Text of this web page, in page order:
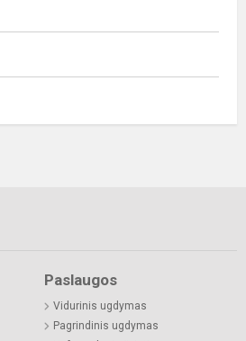
Paslaugos
Vidurinis ugdymas
Pagrindinis ugdymas